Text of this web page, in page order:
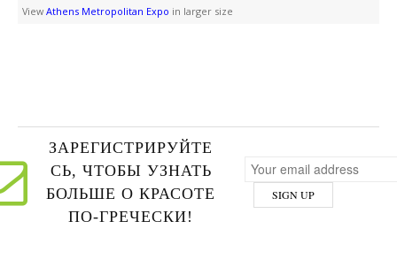
View Athens Metropolitan Expo in larger size
ЗАРЕГИСТРИРУЙТЕ
СЬ, ЧТОБЫ УЗНАТЬ
БОЛЬШЕ О КРАСОТЕ
ПО-ГРЕЧЕСКИ!